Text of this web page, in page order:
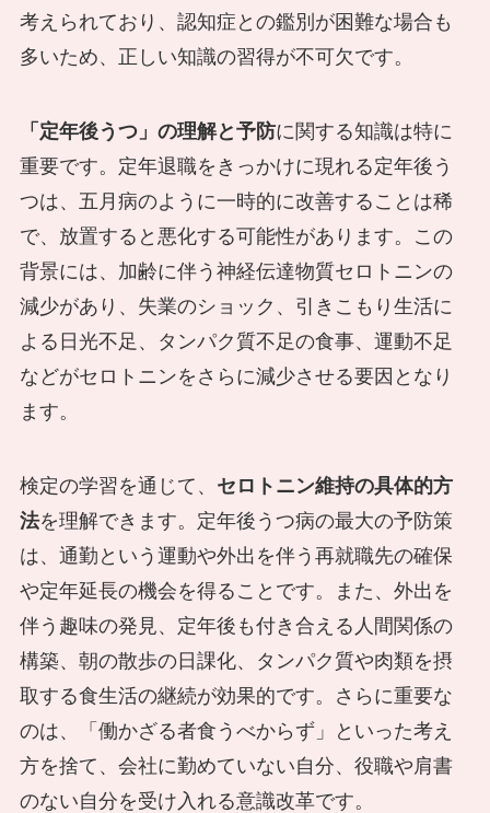
考えられており、認知症との鑑別が困難な場合も
多いため、正しい知識の習得が不可欠です。
「定年後うつ」の理解と予防に関する知識は特に
重要です。定年退職をきっかけに現れる定年後う
つは、五月病のように一時的に改善することは稀
で、放置すると悪化する可能性があります。この
背景には、加齢に伴う神経伝達物質セロトニンの
減少があり、失業のショック、引きこもり生活に
よる日光不足、タンパク質不足の食事、運動不足
などがセロトニンをさらに減少させる要因となり
ます。
検定の学習を通じて、 セロトニン維持の具体的方
法を理解できます。定年後うつ病の最大の予防策
は、通勤という運動や外出を伴う再就職先の確保
や定年延長の機会を得ることです。また、外出を
伴う趣味の発見、定年後も付き合える人間関係の
構築、朝の散歩の日課化、タンパク質や肉類を摂
取する食生活の継続が効果的です。さらに重要な
のは、「働かざる者食うべからず」といった考え
方を捨て、会社に勤めていない自分、役職や肩書
のない自分を受け入れる意識改革です。